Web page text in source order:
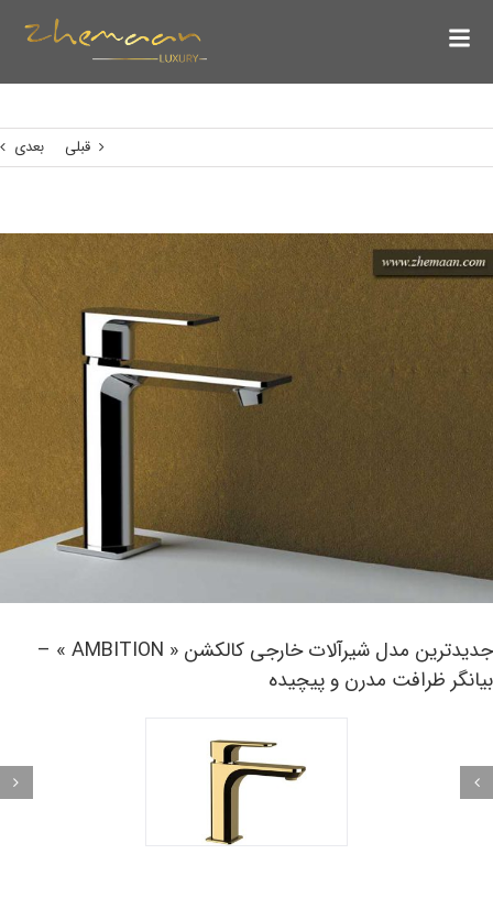
قبلی بعدی
جدیدترین مدل شیرآلات خارجی کالکشن « AMBITION » –
ظرافت مدرن و پیچیده